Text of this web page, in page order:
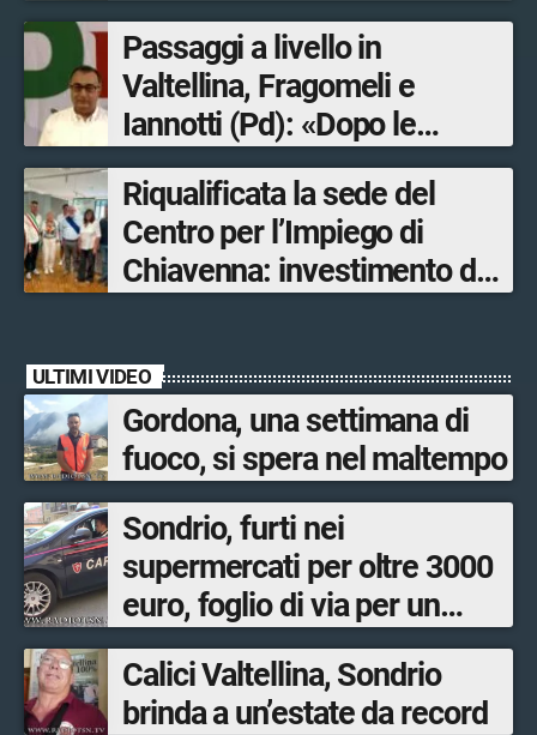
Passaggi a livello in
Valtellina, Fragomeli e
Iannotti (Pd): «Dopo le
Olimpiadi solo un terzo delle
opere sostitutive sarà
ultimato entro il 2026»
Riqualificata la sede del
Centro per l’Impiego di
Chiavenna: investimento da
ULTIMI VIDEO
Gordona, una settimana di
fuoco, si spera nel maltempo
Sondrio, furti nei
supermercati per oltre 3000
euro, foglio di via per un
ventinovenne
Calici Valtellina, Sondrio
brinda a un’estate da record